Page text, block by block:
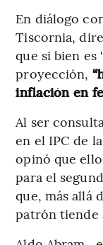
En diálogo
Tiscornia,
que si bien es
proyección,
inflación en
Al ser
en el IPC de
opinó que ello
para el
que, más allá
patrón tiende